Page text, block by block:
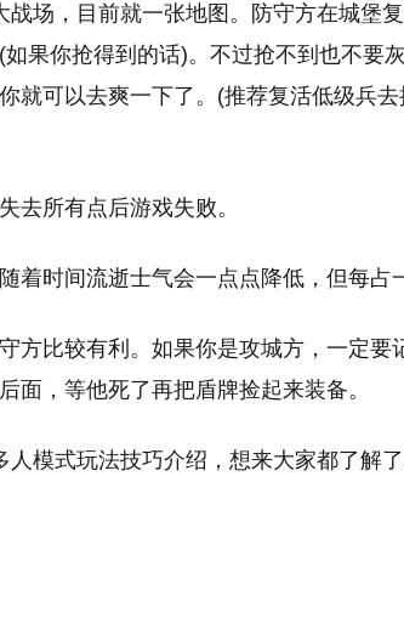
战场，目前就一张地图。防守方在城堡
果你抢得到的话)。不过抢不到也不要
就可以去爽一下了。(推荐复活低级兵
去所有点后游戏失败。
着时间流逝士气会一点点降低，但每占
方比较有利。如果你是攻城方，一定要
面，等他死了再把盾牌捡起来装备。
模式玩法技巧介绍，想来大家都了解了